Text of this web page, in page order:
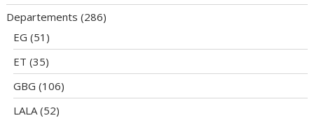
Departements (286)
EG (51)
ET (35)
GBG (106)
LALA(52)